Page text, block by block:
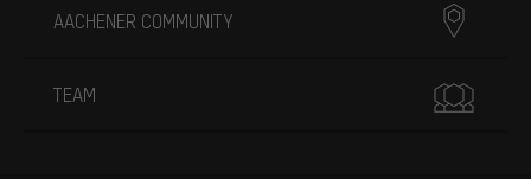
AACHENER COMMUNITY
TEAM